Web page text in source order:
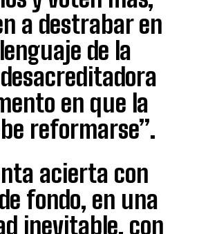
a destrabar en
de la
en que la
reformarse”.
acierta con
fondo, en una
inevitable, con